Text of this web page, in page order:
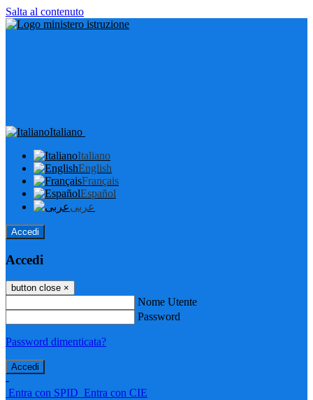
Salta al contenuto
Italiano
Italiano
English
Français
Español
عربى
Accedi
Accedi
button close ×
Nome Utente
Password
Password dimenticata?
-
Entra con SPID Entra con CIE